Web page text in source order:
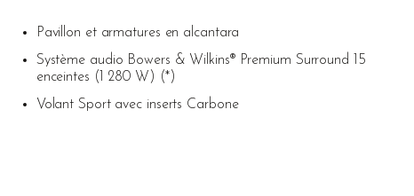
Pavillon et armatures en alcantara
Système audio Bowers & Wilkins® Premium Surround 15
enceintes (1 280 W) (*)
Volant Sport avec inserts Carbone